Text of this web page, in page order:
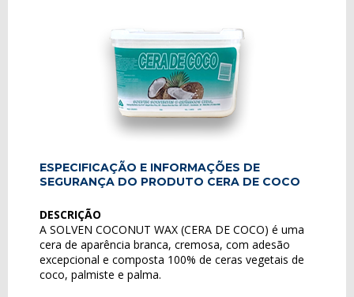
ESPECIFICAÇÃO E INFORMAÇÕES DE
SEGURANÇA DO PRODUTO CERA DE COCO
DESCRIÇÃO
A SOLVEN COCONUT WAX (CERA DE COCO) é uma
cera de aparência branca, cremosa, com adesão
excepcional e composta 100% de ceras vegetais de
coco, palmiste e palma.